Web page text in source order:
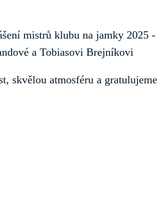
mistrů klubu na jamky 2025 -
a Tobiasovi Brejníkovi
skvělou atmosféru a gratulujeme